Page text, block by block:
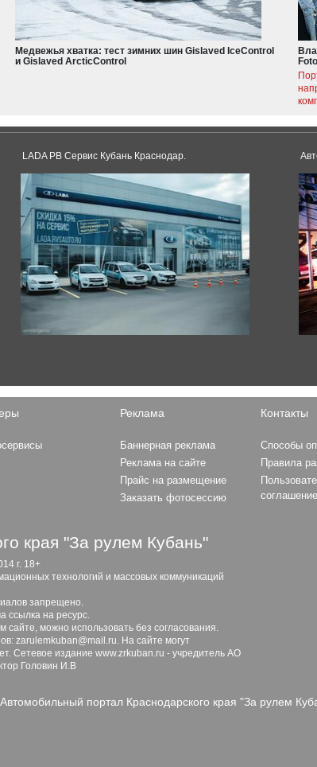
Медвежья хватка: тест зимних шин Gislaved IceControl
и Gislaved ArcticControl
LADA РВ Сервис Кубань Краснодар.
Реклама
Баннерная реклама
Реклама на сайте
Прайс на размещение
Заказать фотосессию
Контакты
Способы
Правила
соглашение
края "За рулем Кубань"
г. 18+
технологий и массовых коммуникаций
запрещено.
ссылка на ресурс.
можно использовать без согласования.
zarulemkuban@mail.ru. На сайте могут
Сетевое издание www.zrkuban.ru - учредитель АО
Головин И.В
портал Краснодарского края "За рулем